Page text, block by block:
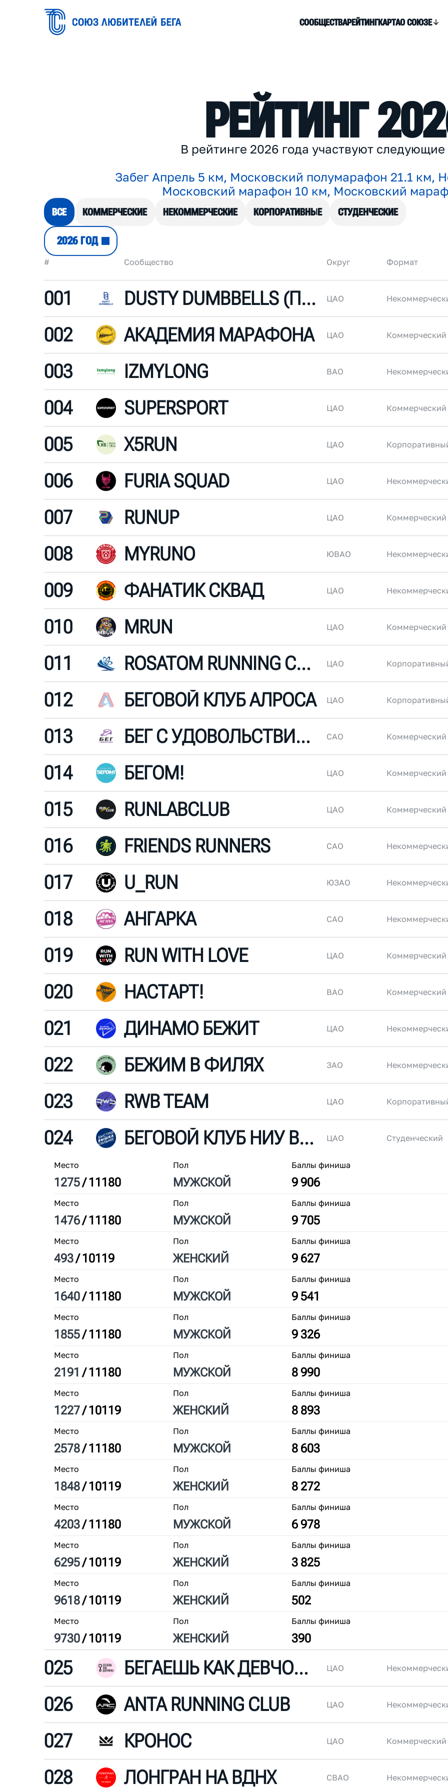
СООБЩЕСТВАРЕЙТИНГКАРТАО СОЮЗЕ
РЕЙТИНГ202
В рейтинге 2026 года участвуют следующие
Забег Апрель 5 км, Московский полумарафон 21.1 км, Н
Московский марафон 10 км, Московский мараф
ВСЕ КОММЕРЧЕСКИЕ НЕКОММЕРЧЕСКИЕ КОРПОРАТИВНЫЕ СТУДЕНЧЕСКИЕ
2026 ГОД
# Сообщество Округ Формат
001 DUSTY DUMBBELLS (ПЫЛЬНЫЕ ГАНТЕЛИ) ЦАО
002
АКАДЕМИЯ МАРАФОНА ЦАО Коммерческий
003
IZMYLONG ВАО
004
SUPERSPORT ЦАО Коммерческий
005
X5RUN ЦАО
006
FURIA SQUAD ЦАО
007
RUNUP ЦАО Коммерческий
008
MYRUNO ЮВАО
009
ФАНАТИК СКВАД ЦАО
010
MRUN ЦАО Коммерческий
011
ROSATOM RUNNING CLUB ЦАО
012
БЕГОВОЙ КЛУБ АЛРОСА ЦАО
013
БЕГ С УДОВОЛЬСТВИЕМ САО Коммерческий
014
БЕГОМ! ЦАО Коммерческий
015
RUNLABCLUB ЦАО Коммерческий
016
FRIENDS RUNNERS САО
017
U_RUN ЮЗАО
018
АНГАРКА САО
019
RUN WITH LOVE ЦАО Коммерческий
020
НАСТАРТ! ВАО Коммерческий
021
ДИНАМО БЕЖИТ ЦАО
022
БЕЖИМ В ФИЛЯХ ЗАО
023
RWB TEAM ЦАО
024
БЕГОВОЙ КЛУБ НИУ ВШЭ ЦАО Студенческий
Место
1275/ 11180
Пол
МУЖСКОЙ
Баллы финиша
9 906
Место
1476/ 11180
Пол
МУЖСКОЙ
Баллы финиша
9 705
Место
493/ 10119
Пол
ЖЕНСКИЙ
Баллы финиша
9 627
Место
1640/ 11180
Пол
МУЖСКОЙ
Баллы финиша
9 541
Место
1855/ 11180
Пол
МУЖСКОЙ
Баллы финиша
9 326
Место
2191/ 11180
Пол
МУЖСКОЙ
Баллы финиша
8 990
Место
1227/ 10119
Пол
ЖЕНСКИЙ
Баллы финиша
8 893
Место
2578/ 11180
Пол
МУЖСКОЙ
Баллы финиша
8 603
Место
1848/ 10119
Пол
ЖЕНСКИЙ
Баллы финиша
8 272
Место
4203/ 11180
Пол
МУЖСКОЙ
Баллы финиша
6 978
Место
6295/ 10119
Пол
ЖЕНСКИЙ
Баллы финиша
3 825
Место
9618/ 10119
Пол
ЖЕНСКИЙ
Баллы финиша
502
Место
9730/ 10119
Пол
ЖЕНСКИЙ
Баллы финиша
390
025 БЕГАЕШЬ КАК ДЕВЧОНКА ЦАО
026
ANTA RUNNING CLUB ЦАО
027
КРОНОС ЦАО Коммерческий
028
ЛОНГРАН НА ВДНХ СВАО